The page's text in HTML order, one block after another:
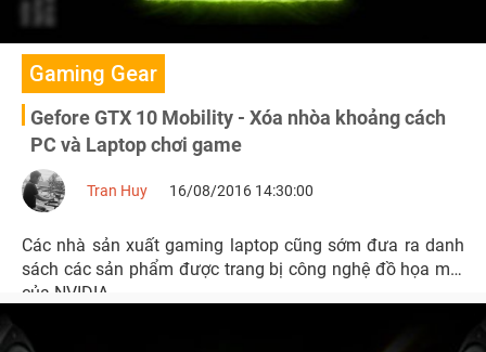
Gaming Gear
Gefore GTX 10 Mobility - Xóa nhòa khoảng cách
PC và Laptop chơi game
Tran Huy 16/08/2016 14:30:00
Các nhà sản xuất gaming laptop cũng sớm đưa ra danh
sách các sản phẩm được trang bị công nghệ đồ họa mới
của NVIDIA.